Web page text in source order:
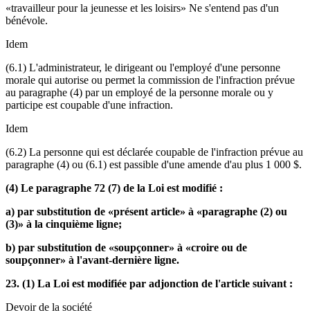
«travailleur pour la jeunesse et les loisirs» Ne s'entend pas d'un
bénévole.
Idem
(6.1) L'administrateur, le dirigeant ou l'employé d'une personne
morale qui autorise ou permet la commission de l'infraction prévue
au paragraphe (4) par un employé de la personne morale ou y
participe est coupable d'une infraction.
Idem
(6.2) La personne qui est déclarée coupable de l'infraction prévue au
paragraphe (4) ou (6.1) est passible d'une amende d'au plus 1 000 $.
(4) Le paragraphe 72 (7) de la Loi est modifié :
a) par substitution de «présent article» à «paragraphe (2) ou
(3)» à la cinquième ligne;
b) par substitution de «soupçonner» à «croire ou de
soupçonner» à l'avant-dernière ligne.
23. (1) La Loi est modifiée par adjonction de l'article suivant :
Devoir de la société